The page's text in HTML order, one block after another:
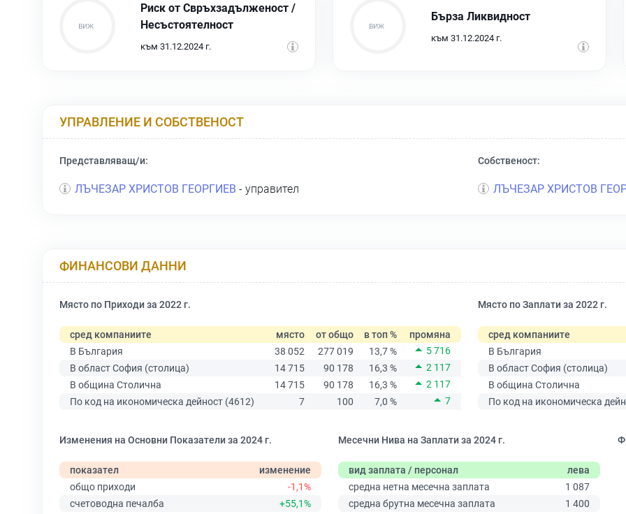
Риск от Свръхзадълженост /
Несъстоятелност
към 31.12.2024 г.
Бърза Ликвидност
към 31.12.2024 г.
УПРАВЛЕНИЕ И СОБСТВЕНОСТ
Представляващ/и:
ЛЪЧЕЗАР ХРИСТОВ ГЕОРГИЕВ - управител
Собственост:
ЛЪЧЕЗАР ХРИСТОВ
ФИНАНСОВИ ДАННИ
Място по Приходи за 2022 г.
сред компаниите място от общо в топ %
промяна
В България
38 052 277 019 13,7 %
5 716
В област София (столица)
14 715 90 178 16,3 %
2 117
В община Столична
14 715 90 178 16,3 %
2 117
По код на икономическа дейност (4612)
7 100 7,0 % 7
Място по Заплати за 2022 г.
сред компаниите
В България
В област София (столица)
В община Столична
По код на икономическа
Изменения на Основни Показатели за 2024 г.
показател
изменение
общо приходи
-1,1%
счетоводна печалба
+55,1%
Месечни Нива на Заплати за 2024 г.
вид заплата / персонал
лева
средна нетна месечна заплата
1 087
средна брутна месечна заплата
1 400